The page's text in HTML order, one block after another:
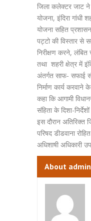
जिला कलेक्टर जाट ने
योजना, इंदिरा गांधी
योजना सहित
पट्टो की विस्तार से
निरीक्षण करने,
तथा शहरी क्षेत्र में
अंतर्गत साफ- सफाई
निर्माण कार्य करवाने
कहा कि आगामी
संहिता के दिशा-
इस दौरान अतिरिक्त
परिषद डीडवाना
अधिशाषी अधिकारी
About admin